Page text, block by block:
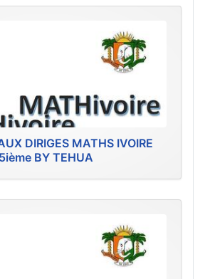
DIRIGES MATHS IVOIRE
5ième BY TEHUA